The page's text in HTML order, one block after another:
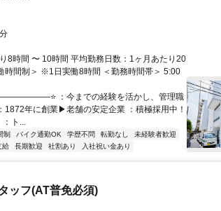
8時間 〜 10時間 平均勤務日数：1ヶ月あたり20
時間制＞ ※1日実働8時間 ＜勤務時間帯＞ 5:00
：今までの経験を活かし、管理職
1872年に創業▶老舗の安定企業 ：積極採用中！
：ト...
制 バイク通勤OK 学歴不問 転勤なし
未経験者歓迎
給 長期歓迎 社割あり 入社祝い金あり
ッフ(AT普免必須)